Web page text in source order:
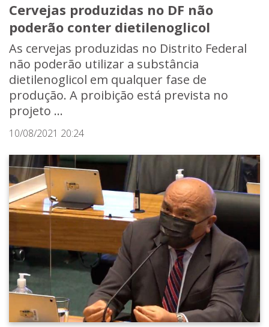
Cervejas produzidas no DF não
poderão conter dietilenoglicol
As cervejas produzidas no Distrito Federal
não poderão utilizar a substância
dietilenoglicol em qualquer fase de
produção. A proibição está prevista no
projeto ...
10/08/2021 20:24